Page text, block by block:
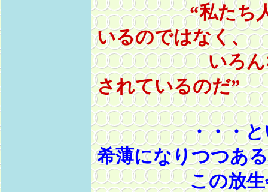
“私たち人間
いるのではなく、
いろんな《
されているのだ”
・・・という
希薄になりつつあ
この放生会と